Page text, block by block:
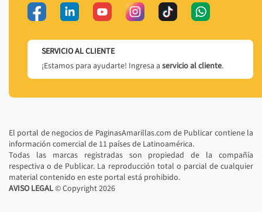
SERVICIO AL CLIENTE
¡Estamos para ayudarte! Ingresa a servicio al cliente.
El portal de negocios de PaginasAmarillas.com de Publicar contiene la
información comercial de 11 países de Latinoamérica.
Todas las marcas registradas son propiedad de la compañía
respectiva o de Publicar. La reproducción total o parcial de cualquier
material contenido en este portal está prohibido.
AVISO LEGAL© Copyright2026